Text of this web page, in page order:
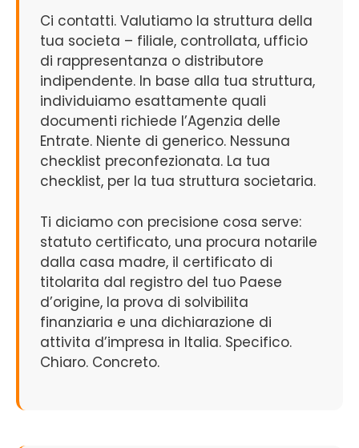
Ci contatti. Valutiamo la struttura della
tua societa – filiale, controllata, ufficio
di rappresentanza o distributore
indipendente. In base alla tua struttura,
individuiamo esattamente quali
documenti richiede l’Agenzia delle
Entrate. Niente di generico. Nessuna
checklist preconfezionata. La tua
checklist, per la tua struttura societaria.
Ti diciamo con precisione cosa serve:
statuto certificato, una procura notarile
dalla casa madre, il certificato di
titolarita dal registro del tuo Paese
d’origine, la prova di solvibilita
finanziaria e una dichiarazione di
attivita d’impresa in Italia. Specifico.
Chiaro. Concreto.